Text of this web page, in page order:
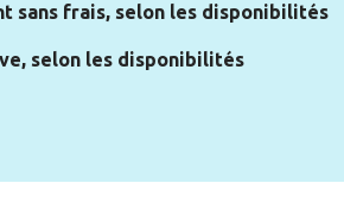
sans frais, selon les disponibilités
selon les disponibilités